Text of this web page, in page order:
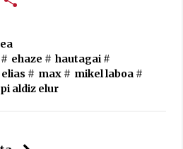
10/13
6 Iurretan Arrosa sarearen
ehaze # hautagai#
# max# mikel laboa#
aldiz elur